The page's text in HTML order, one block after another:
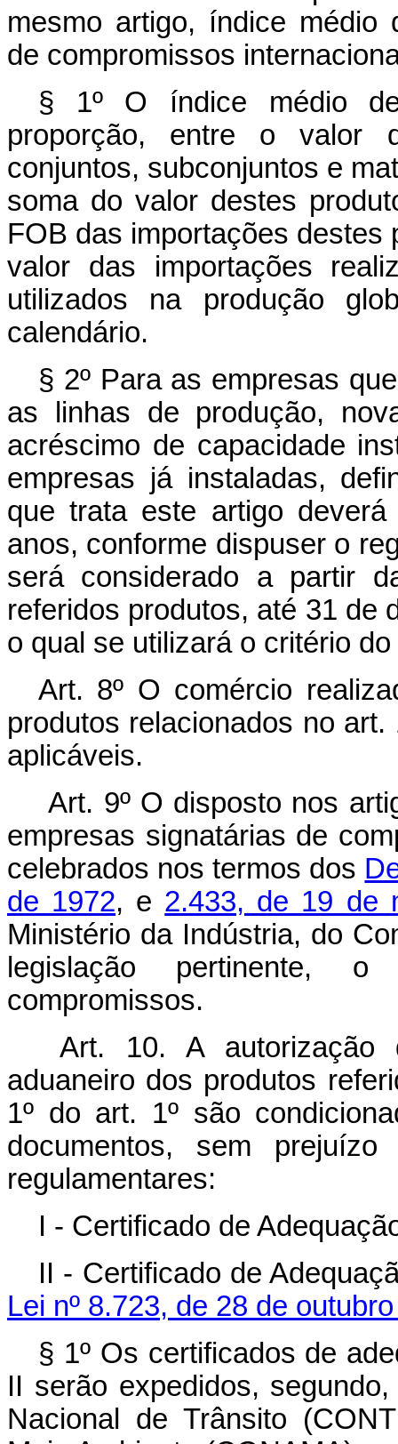
mesmo artigo, índice médio
de compromissos
§ 1º O índice médio
proporção, entre o valor
conjuntos, subconjuntos e
soma do valor destes
FOB das importações destes
valor das importações
utilizados na produção
calendário.
§ 2º Para as empresas
as linhas de produção,
acréscimo de capacidade
empresas já instaladas,
que trata este artigo
anos, conforme dispuser o
será considerado a partir
referidos produtos, até 31 de
o qual se utilizará o critério
Art. 8º O comércio
produtos relacionados no
aplicáveis.
Art. 9º O disposto nos
empresas signatárias de
celebrados nos termos dos
de 1972, e 2.433, de 19 de
Ministério da Indústria, do
legislação pertinente, o
compromissos.
Art. 10. A autorização
aduaneiro dos produtos
1º do art. 1º são
documentos, sem
regulamentares:
I - Certificado de
II - Certificado de
Lei nº 8.723, de 28 de
§ 1º Os certificados de
II serão expedidos,
Nacional de Trânsito